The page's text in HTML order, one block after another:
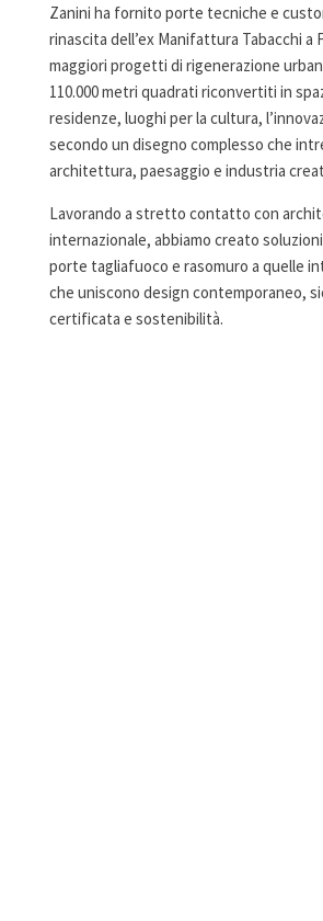
Zanini ha fornito porte tecniche e
rinascita dell’ex Manifattura Tabacchi a
maggiori progetti di rigenerazione
110.000 metri quadrati riconvertiti in
residenze, luoghi per la cultura,
secondo un disegno complesso che
architettura, paesaggio e industria
Lavorando a stretto contatto con
internazionale, abbiamo creato
porte tagliafuoco e rasomuro a quelle
che uniscono design contemporaneo,
certificata e sostenibilità.